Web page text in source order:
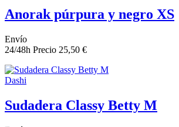
Anorak púrpura y negro XS
Envío
24/48h Precio 25,50 €
Dashi
Sudadera Classy Betty M